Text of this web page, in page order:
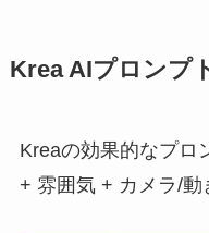
Krea AIプロンプ
Kreaの効果的なプロ
+ 雰囲気 + カメラ/動